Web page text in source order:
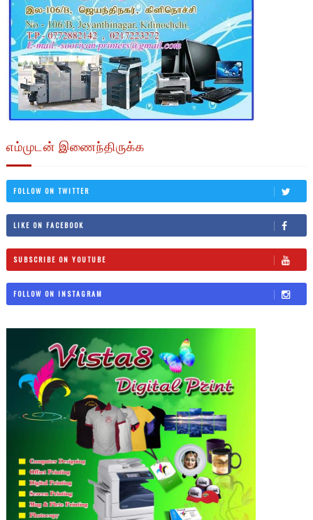
எம்முடன் இணைந்திருக்க
FOLLOW ON TWITTER
LIKE ON FACEBOOK
SUBSCRIBE ON YOUTUBE
FOLLOW ON INSTAGRAM